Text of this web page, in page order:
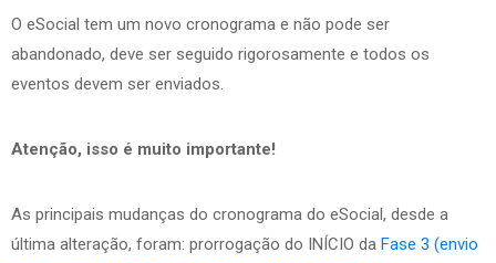
O eSocial tem um novo cronograma e não pode ser
abandonado, deve ser seguido rigorosamente e todos os
eventos devem ser enviados.
Atenção, isso é muito importante!
As principais mudanças do cronograma do eSocial, desde a
última alteração, foram: prorrogação do INÍCIO da Fase 3 (envio